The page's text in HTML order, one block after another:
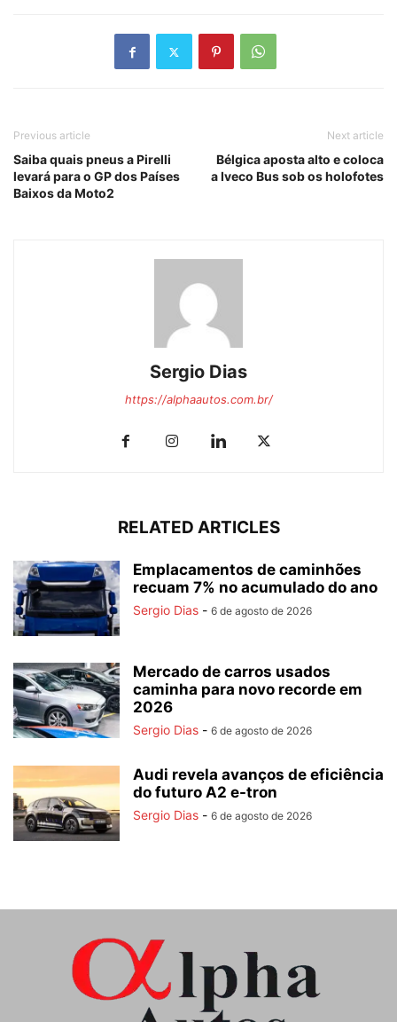
Previous article
Saiba quais pneus a Pirelli
levará para o GP dos Países
Baixos da Moto2
Next article
Bélgica aposta alto e coloca
a Iveco Bus sob os holofotes
Sergio Dias
https://alphaautos.com.br/
RELATED ARTICLES
Emplacamentos de caminhões
recuam 7% no acumulado do ano
Sergio Dias - 6 de agosto de 2026
Mercado de carros usados
caminha para novo recorde em
2026
Sergio Dias - 6 de agosto de 2026
Audi revela avanços de eficiência
do futuro A2 e-tron
Sergio Dias - 6 de agosto de 2026